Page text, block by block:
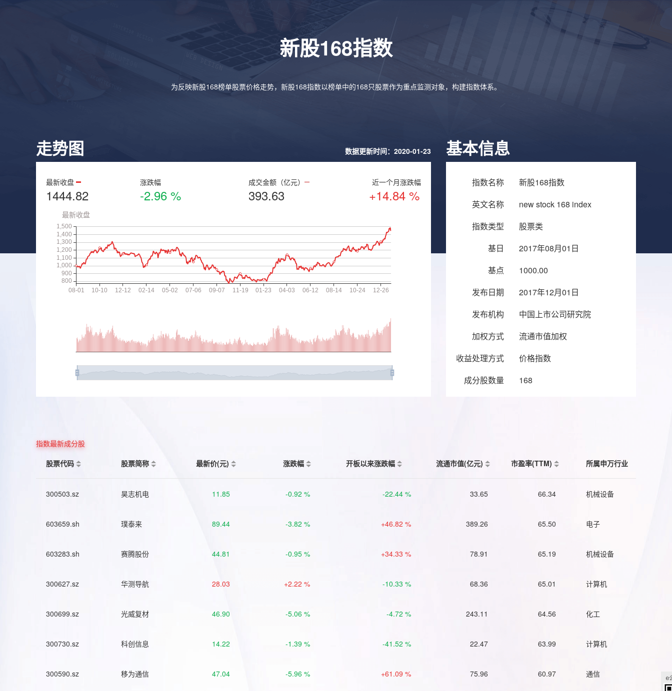
新股168指数
为反映新股168榜单股票价格走势，新股168指数以榜单中的168只股票作为重点监测对象，构建指数体系。
走势图 数据更新时间：2020-01-23
最新收盘
1444.82
涨跌幅
-2.96 %
成交金额（亿元）
393.63
近一个月涨跌幅
+14.84 %
基本信息
指数名称
新股168指数
英文名称
new stock 168 index
指数类型
股票类
基日
2017年08月01日
基点
1000.00
发布日期
2017年12月01日
发布机构
中国上市公司研究院
加权方式
流通市值加权
收益处理方式
价格指数
成分股数量
168
指数最新成分股
股票代码
股票简称 最新价(元) 涨跌幅 开板以来涨跌幅 流通市值(亿元) 市盈率(TTM) 所属申万行业
300503.sz 昊志机电 11.85 -0.92 % -22.44 % 33.65 66.34 机械设备
603659.sh 璞泰来 89.44 -3.82 % +46.82 % 389.26 65.50 电子
603283.sh 赛腾股份 44.81 -0.95 % +34.33 % 78.91 65.19 机械设备
300627.sz 华测导航 28.03 +2.22 % -10.33 % 68.36 65.01 计算机
300699.sz 光威复材 46.90 -5.06 % -4.72 % 243.11 64.56 化工
300730.sz 科创信息 14.22 -1.39 % -41.52 % 22.47 63.99 计算机
300590.sz 移为通信 47.04 -5.96 % +61.09 % 75.96 60.97 通信